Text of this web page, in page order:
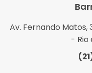
Av. Fernando Matos,
- Rio